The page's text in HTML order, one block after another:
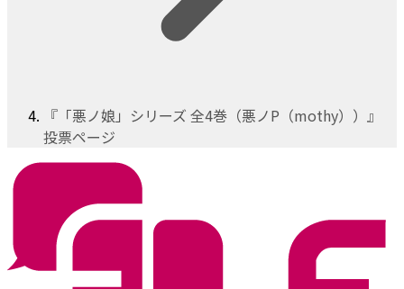
『「悪ノ娘」シリーズ 全4巻（悪ノP（mothy））』
投票ページ